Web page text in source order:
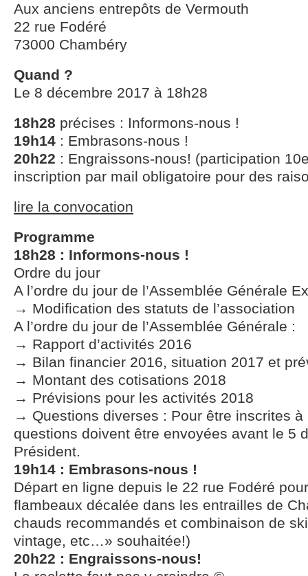
Aux anciens entrepôts de Vermouth
22 rue Fodéré
73000 Chambéry
Quand ?
Le 8 décembre 2017 à 18h28
18h28 précises : Informons-nous !
19h14 : Embrasons-nous !
20h22 : Engraissons-nous! (participation
inscription par mail obligatoire pour des
lire la convocation
Programme
18h28 : Informons-nous !
Ordre du jour
A l’ordre du jour de l’Assemblée Générale
→ Modification des statuts de l’association
A l’ordre du jour de l’Assemblée Générale :
→ Rapport d’activités 2016
→ Bilan financier 2016, situation 2017 et
→ Montant des cotisations 2018
→ Prévisions pour les activités 2018
→ Questions diverses : Pour être inscrites à
questions doivent être envoyées avant le 5
Président.
19h14 : Embrasons-nous !
Départ en ligne depuis le 22 rue Fodéré
flambeaux décalée dans les entrailles de
chauds recommandés et combinaison de
vintage, etc…» souhaitée!)
20h22 : Engraissons-nous!